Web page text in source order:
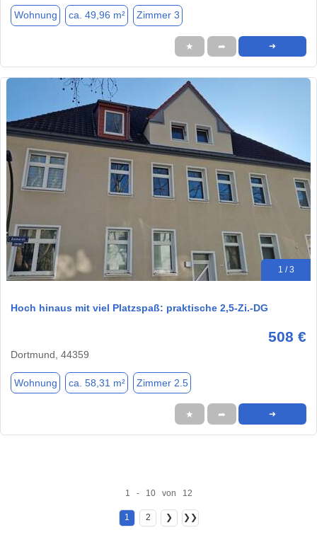
Wohnung ca. 49,96 m² Zimmer 3
★ ➦ ➜
1 / 3
Hoch hinaus mit viel Platzspaß: praktische 2,5-Zi.-DG
508 €
Dortmund, 44359
Wohnung ca. 58,31 m² Zimmer 2.5
★ ➦ ➜
1 - 10 von 12
1 2 ❯ ❯❯